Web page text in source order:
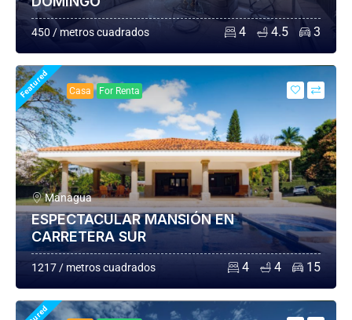
450 / metros cuadrados 4 4.5 3
Featured Casa For Renta
Managua
ESPECTACULAR MANSIÓN EN
CARRETERA SUR
1217 / metros cuadrados 4 4 15